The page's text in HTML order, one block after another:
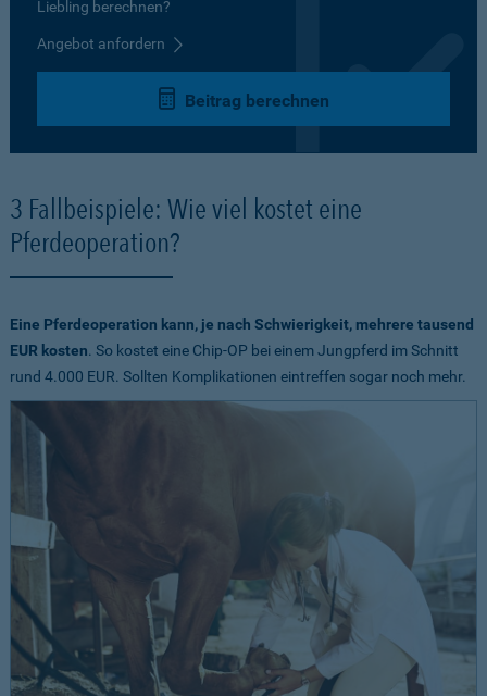
Liebling berechnen?
Angebot anfordern
Beitrag berechnen
3 Fallbeispiele: Wie viel kostet eine
Pferdeoperation?
Eine Pferdeoperation kann, je nach Schwierigkeit, mehrere tausend
EUR kosten. So kostet eine Chip-OP bei einem Jungpferd im Schnitt
rund 4.000 EUR. Sollten Komplikationen eintreffen sogar noch mehr.